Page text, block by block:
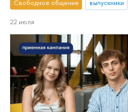
Свободное общение выпускники
22 июля